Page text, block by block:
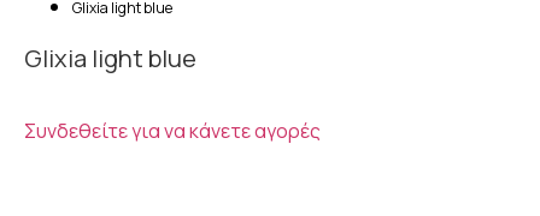
Glixia light blue
Glixia light blue
Συνδεθείτε για να κάνετε αγορές